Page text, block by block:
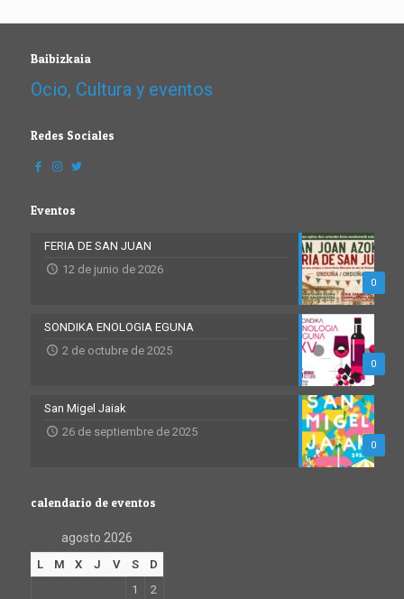
Baibizkaia
Ocio, Cultura y eventos
Redes Sociales
Eventos
0
FERIA DE SAN JUAN
12 de junio de 2026
0
SONDIKA ENOLOGIA EGUNA
2 de octubre de 2025
0
San Migel Jaiak
26 de septiembre de 2025
calendario de eventos
agosto 2026
L M X J V S
D
1
2